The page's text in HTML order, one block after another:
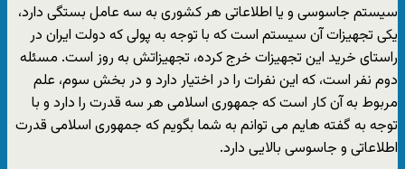
سیستم جاسوسی و یا اطلاعاتی هر کشوری به سه عامل بستگی دارد،
یکی تجهیزات آن سیستم است که با توجه به پولی که دولت ایران در
راستای خرید این تجهیزات خرج کرده، تجهیزاتش به روز است. مسئله
دوم نفر است، که این نفرات را در اختیار دارد و در بخش سوم، علم
مربوط به آن کار است که جمهوری اسلامی هر سه قدرت را دارد و با
توجه به گفته هایم می توانم به شما بگویم که جمهوری اسلامی قدرت
اطلاعاتی و جاسوسی بالایی دارد.